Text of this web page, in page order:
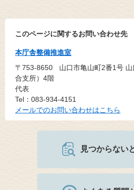
このページに関するお問い合わせ先
本庁舎整備推進室
〒753-8650
山口市亀山町2番1号
合支所）4階
代表
Tel：083-934-4151
メールでのお問い合わせはこちら
見つからない